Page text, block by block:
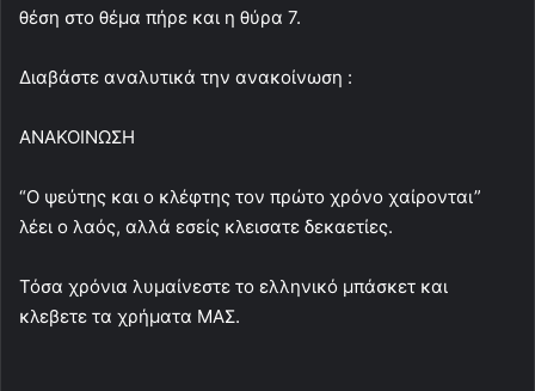
θέση στο θέμα πήρε και η θύρα 7.
Διαβάστε αναλυτικά την ανακοίνωση :
ΑΝΑΚΟΙΝΩΣΗ
“Ο ψεύτης και ο κλέφτης τον πρώτο χρόνο χαίρονται”
λέει ο λαός, αλλά εσείς κλεισατε δεκαετίες.
Τόσα χρόνια λυμαίνεστε το ελληνικό μπάσκετ και
κλεβετε τα χρήματα ΜΑΣ.